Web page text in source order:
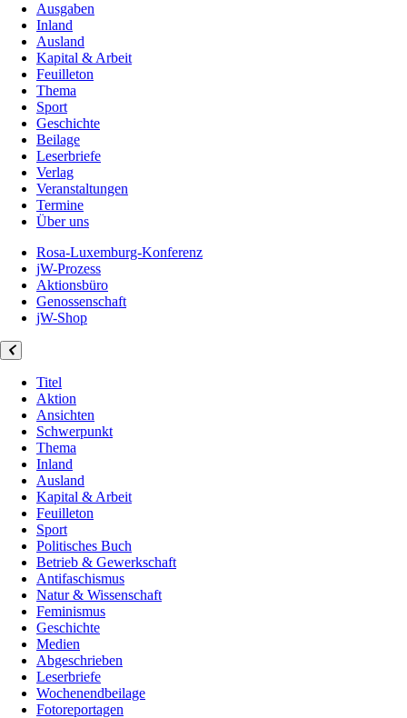
Ausgaben
Inland
Ausland
Kapital & Arbeit
Feuilleton
Thema
Sport
Geschichte
Beilage
Leserbriefe
Verlag
Veranstaltungen
Termine
Über uns
Rosa-Luxemburg-Konferenz
jW-Prozess
Aktionsbüro
Genossenschaft
jW-Shop
Titel
Aktion
Ansichten
Schwerpunkt
Thema
Inland
Ausland
Kapital & Arbeit
Feuilleton
Sport
Politisches Buch
Betrieb & Gewerkschaft
Antifaschismus
Natur & Wissenschaft
Feminismus
Geschichte
Medien
Abgeschrieben
Leserbriefe
Wochenendbeilage
Fotoreportagen